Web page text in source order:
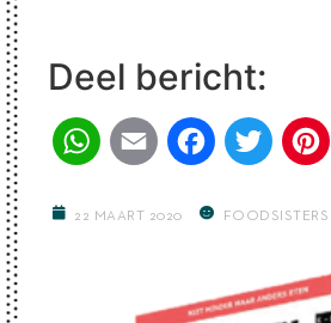
Deel bericht:
WhatsApp
Email FacebookTwitter
22 MAART 2020 FOODSISTERS